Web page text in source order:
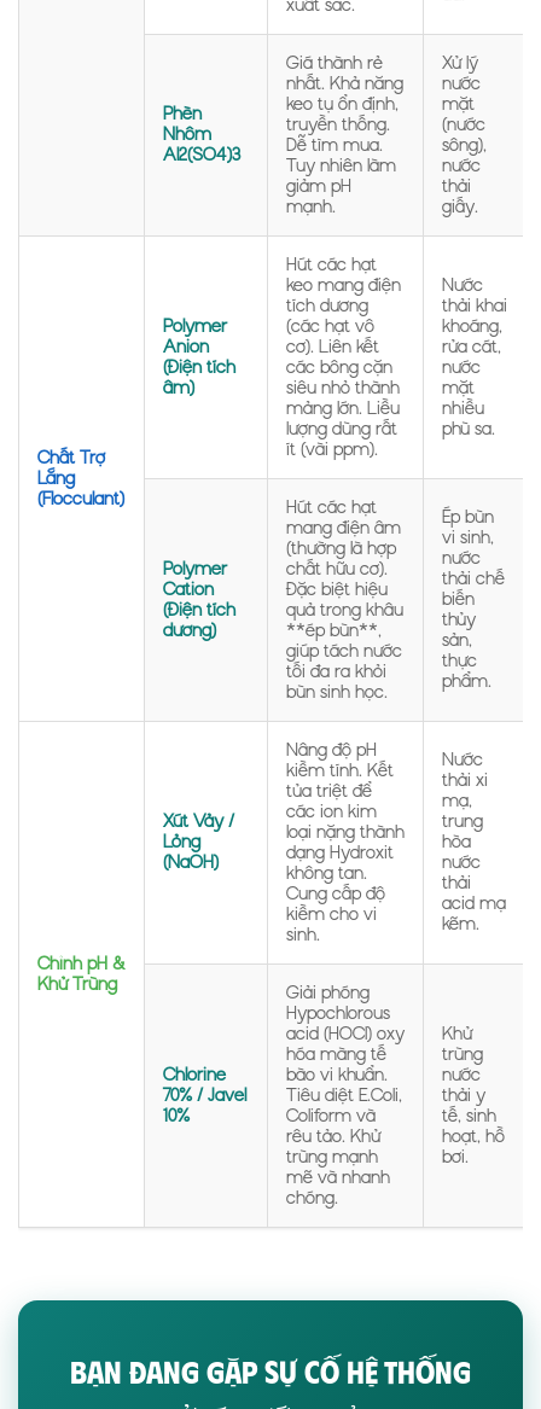
xuất sắc.
Phèn
Nhôm
Al2(SO4)3
Giá thành rẻ
nhất. Khả năng
keo tụ ổn định,
truyền thống.
Dễ tìm mua.
Tuy nhiên làm
giảm pH
mạnh.
Xử lý
nước
mặt
(nước
sông),
nước
thải
giấy.
Chất Trợ
Lắng
(Flocculant)
Polymer
Anion
(Điện tích
âm)
Hút các hạt
keo mang điện
tích dương
(các hạt vô
cơ). Liên kết
các bông cặn
siêu nhỏ thành
mảng lớn. Liều
lượng dùng rất
ít (vài ppm).
Nước
thải khai
khoáng,
rửa cát,
nước
mặt
nhiều
phù sa.
Polymer
Cation
(Điện tích
dương)
Hút các hạt
mang điện âm
(thường là hợp
chất hữu cơ).
Đặc biệt hiệu
quả trong khâu
**ép bùn**,
giúp tách nước
tối đa ra khỏi
bùn sinh học.
Ép bùn
vi sinh,
nước
thải chế
biến
thủy
sản,
thực
phẩm.
Chỉnh pH &
Khử Trùng
Xút Vảy /
Lỏng
(NaOH)
Nâng độ pH
kiềm tính. Kết
tủa triệt để
các ion kim
loại nặng thành
dạng Hydroxit
không tan.
Cung cấp độ
kiềm cho vi
sinh.
Nước
thải xi
mạ,
trung
hòa
nước
thải
acid mạ
kẽm.
Chlorine
70% / Javel
10%
Giải phóng
Hypochlorous
acid (HOCl) oxy
hóa màng tế
bào vi khuẩn.
Tiêu diệt E.Coli,
Coliform và
rêu tảo. Khử
trùng mạnh
mẽ và nhanh
chóng.
Khử
trùng
nước
thải y
tế, sinh
hoạt, hồ
bơi.
BẠN ĐANG GẶP SỰ CỐ HỆ THỐNG